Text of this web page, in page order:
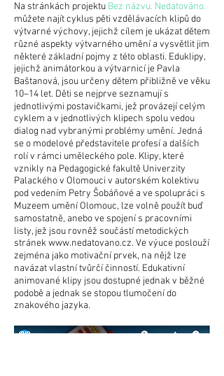
Na stránkách projektu Bez názvu. Nedatováno.
můžete najít cyklus pěti vzdělávacích klipů do
výtvarné výchovy, jejichž cílem je ukázat dětem
různé aspekty výtvarného umění a vysvětlit jim
některé základní pojmy z této oblasti. Eduklipy,
jejichž animátorkou a výtvarnicí je Pavla
Baštanová, jsou určeny dětem přibližně ve věku
10–14 let. Děti se nejprve seznamují s
jednotlivými postavičkami, jež provázejí celým
cyklem a v jednotlivých klipech spolu vedou
dialog nad vybranými problémy umění. Jedná
se o modelové představitele profesí a dalších
rolí v rámci uměleckého pole. Klipy, které
vznikly na Pedagogické fakultě Univerzity
Palackého v Olomouci v autorském kolektivu
pod vedením Petry Šobáňové a ve spolupráci s
Muzeem umění Olomouc, lze volně použít buď
samostatně, anebo ve spojení s pracovními
listy, jež jsou rovněž součástí metodických
stránekwww.nedatovano.cz. Ve výuce poslouží
zejména jako motivační prvek, na nějž lze
navázat vlastní tvůrčí činností. Edukativní
animované klipy jsou dostupné jednak v běžné
podobě a jednak se stopou tlumočení do
znakového jazyka.